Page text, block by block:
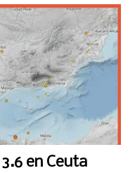
en Ceuta